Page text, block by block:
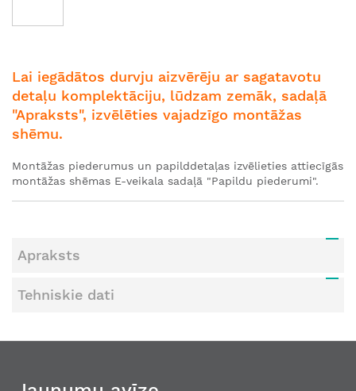
galerijas
sākumu
Lai iegādātos durvju aizvērēju ar sagatavotu
detaļu komplektāciju, lūdzam zemāk, sadaļā
"Apraksts", izvēlēties vajadzīgo montāžas
shēmu.
Montāžas piederumus un papilddetaļas izvēlieties attiecīgās
montāžas shēmas E-veikala sadaļā "Papildu piederumi".
Apraksts
Tehniskie dati